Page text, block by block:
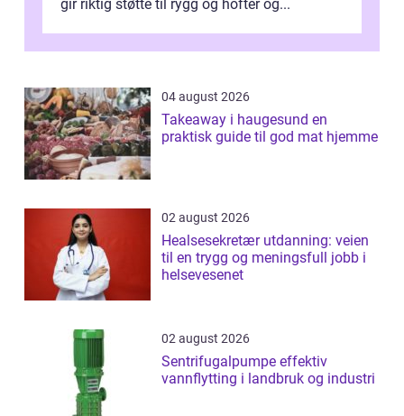
gir riktig støtte til rygg og hofter og...
04 august 2026
Takeaway i haugesund en
praktisk guide til god mat hjemme
02 august 2026
Healsesekretær utdanning: veien
til en trygg og meningsfull jobb i
helsevesenet
02 august 2026
Sentrifugalpumpe effektiv
vannflytting i landbruk og industri